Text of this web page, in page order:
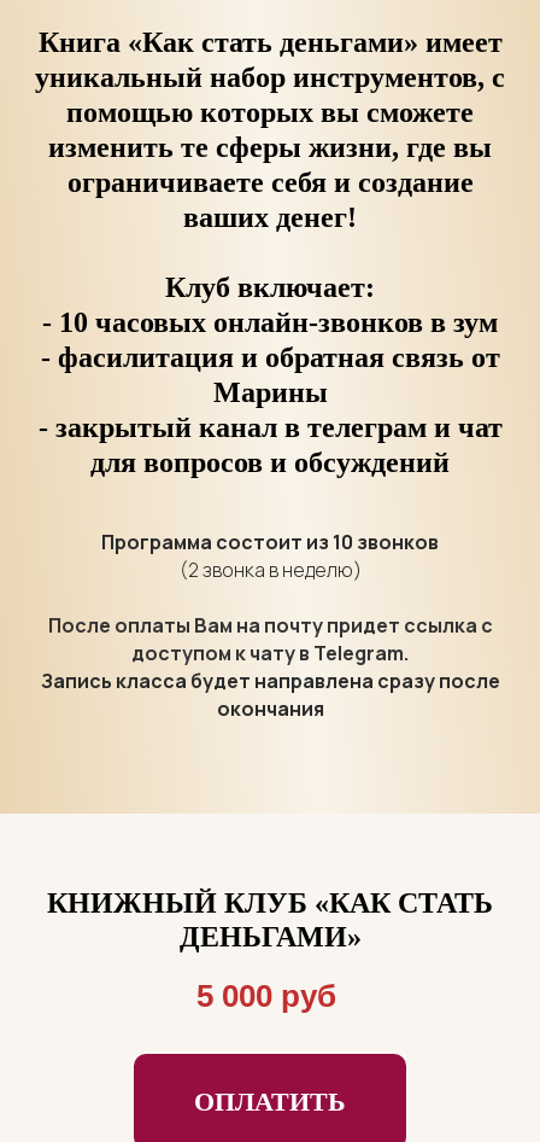
Книга «Как стать деньгами» имеет
уникальный набор инструментов, с
помощью которых вы сможете
изменить те сферы жизни, где вы
ограничиваете себя и создание
ваших денег!
Клуб включает:
- 10 часовых онлайн-звонков в зум
- фасилитация и обратная связь от
Марины
- закрытый канал в телеграм и чат
для вопросов и обсуждений
Программа состоит из 10 звонков
(2 звонка в неделю)
После оплаты Вам на почту придет ссылка с
доступом к чату в Telegram.
Запись класса будет направлена сразу после
окончания
КНИЖНЫЙ КЛУБ «КАК СТАТЬ
ДЕНЬГАМИ»
5 000 руб
ОПЛАТИТЬ